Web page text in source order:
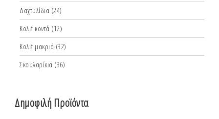
Δαχτυλίδια (24)
Κολιέ κοντά (12)
Κολιέ μακριά (32)
Σκουλαρίκια (36)
Δημοφιλή Προϊόντα